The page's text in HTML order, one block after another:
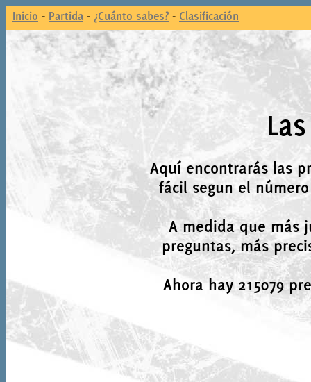
Inicio - Partida - ¿Cuánto sabes? - Clasificación
Aquí encontrarás las
fácil segun el
A medida que más
preguntas, más
Ahora hay 215079